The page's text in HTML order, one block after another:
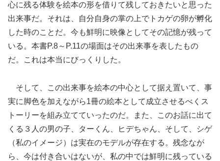
心に残る体験を絵本の形を借りて残しておきたいと思った
出来事だ。それは、自分自身の掌の上でトカゲの卵が孵化
した時のことだ。今も鮮明に映像としてその記憶が残って
いる。本書P.8～P.11の場面はその出来事を表したもの
だ。これは本当にびっくりした。
そして、この出来事を絵本の中心として据え置いて、事
実に脚色を加えながら1冊の絵本として成立させるべくス
トーリーを組み立てていったのだ。また、このお話に出て
くる３人の男の子、ターくん、ヒデちゃん、そして、シゲ
（私のイメージ）は実在のモデルが存在する。残念なが
ら、今は付き合いはないが、私の中では鮮明に残っている